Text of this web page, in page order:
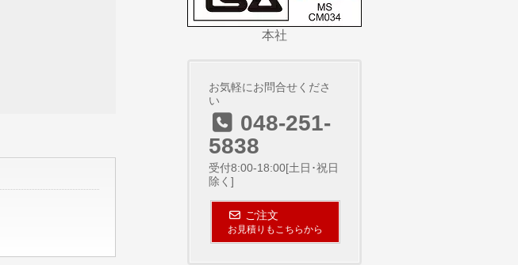
本社
お気軽にお問合せくださ
い
048-251-
5838
受付8:00-18:00[土日･祝日
除く]
ご注文
お見積りもこちらから